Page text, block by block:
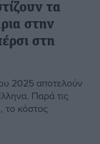
τα
στην
στη
2025 αποτελούν
Παρά τις
το κόστος